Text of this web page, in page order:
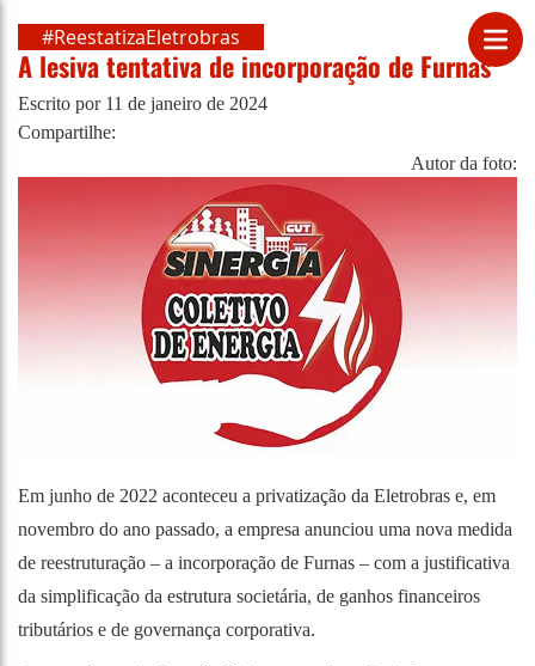
#ReestatizaEletrobras
A lesiva tentativa de incorporação de Furnas
Escrito por 11 de janeiro de 2024
Compartilhe:
Autor da foto:
Em junho de 2022 aconteceu a privatização da Eletrobras e, em
novembro do ano passado, a empresa anunciou uma nova medida
de reestruturação – a incorporação de Furnas – com a justificativa
da simplificação da estrutura societária, de ganhos financeiros
tributários e de governança corporativa.